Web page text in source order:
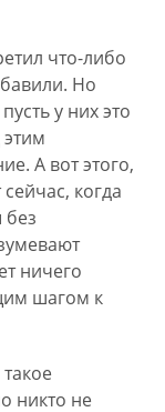
что-либо
Но
у них это
А вот этого,
когда
ничего
шагом к
никто не